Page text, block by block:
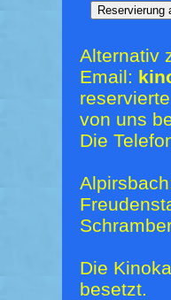
Alternativ
Email:
von uns
Die
Die
besetzt.